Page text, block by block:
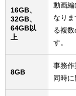
16GB、
32GB、
64GB以
上
動画編
なり
る複
す。
8GB
事務
同時に